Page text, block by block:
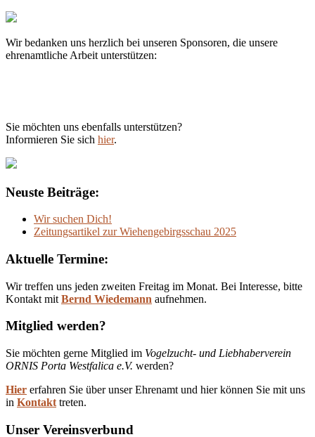
Wir bedanken uns herzlich bei unseren Sponsoren, die unsere
ehrenamtliche Arbeit unterstützen:
Sie möchten uns ebenfalls unterstützen?
Informieren Sie sich hier.
Neuste Beiträge:
Wir suchen Dich!
Zeitungsartikel zur Wiehengebirgsschau 2025
Aktuelle Termine:
Wir treffen uns jeden zweiten Freitag im Monat. Bei Interesse, bitte
Kontakt mit Bernd Wiedemann aufnehmen.
Mitglied werden?
Sie möchten gerne Mitglied im Vogelzucht- und Liebhaberverein
ORNIS Porta Westfalica e.V. werden?
Hier erfahren Sie über unser Ehrenamt und hier können Sie mit uns
in Kontakt treten.
Unser Vereinsverbund